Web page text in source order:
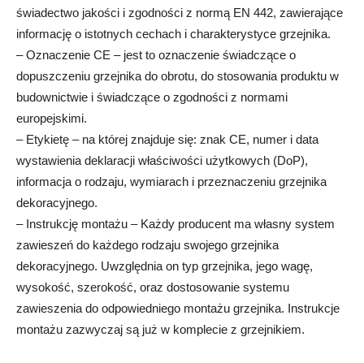
świadectwo jakości i zgodności z normą EN 442, zawierające
informację o istotnych cechach i charakterystyce grzejnika.
– Oznaczenie CE – jest to oznaczenie świadczące o
dopuszczeniu grzejnika do obrotu, do stosowania produktu w
budownictwie i świadczące o zgodności z normami
europejskimi.
– Etykietę – na której znajduje się: znak CE, numer i data
wystawienia deklaracji właściwości użytkowych (DoP),
informacja o rodzaju, wymiarach i przeznaczeniu grzejnika
dekoracyjnego.
– Instrukcję montażu – Każdy producent ma własny system
zawieszeń do każdego rodzaju swojego grzejnika
dekoracyjnego. Uwzględnia on typ grzejnika, jego wagę,
wysokość, szerokość, oraz dostosowanie systemu
zawieszenia do odpowiedniego montażu grzejnika. Instrukcje
montażu zazwyczaj są już w komplecie z grzejnikiem.